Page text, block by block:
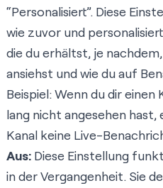
“Personalisiert”. Diese
wie zuvor und
die du erhältst, je
ansiehst und wie du auf
Beispiel: Wenn du dir
lang nicht angesehen
Kanal keine Live-
Aus: Diese Einstellung
in der Vergangenheit. Sie